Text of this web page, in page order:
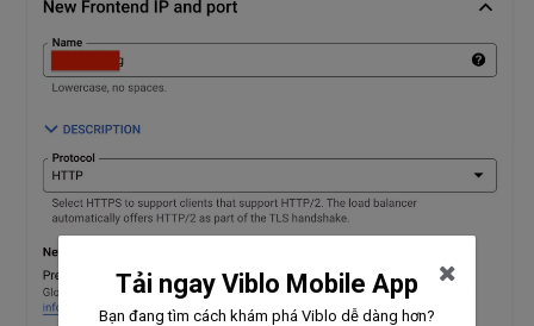
Tải ngay Viblo Mobile App
Bạn đang tìm cách khám phá Viblo dễ dàng hơn?